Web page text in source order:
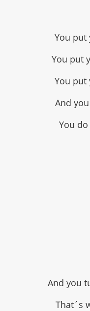
You put
You put
You put
And
You
And you
That´s